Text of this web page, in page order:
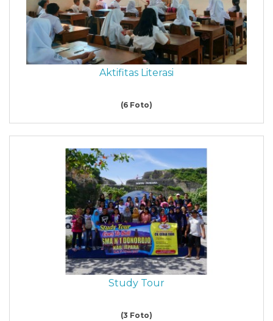
Aktifitas Literasi
(6 Foto)
Study Tour
(3 Foto)